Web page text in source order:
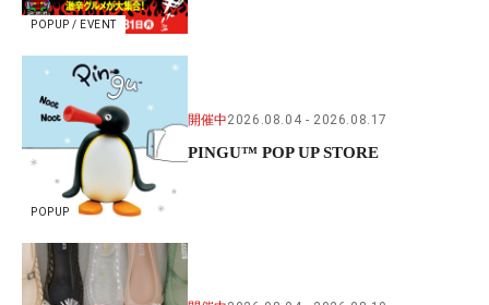
POPUP / EVENT
POPUP
開催中2026.08.04 2026.08.17
PINGU™ POP UP STORE